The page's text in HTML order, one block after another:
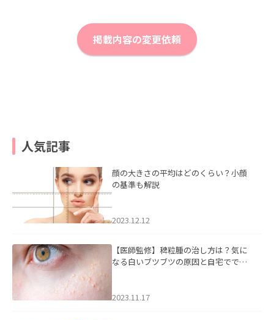
掲載内容の変更依頼
人気記事
顔の大きさの平均はどのくらい？小顔
の基準も解説
2023.12.12
【医師監修】稗粒腫の治し方は？気に
なる白いブツブツの原因と自宅ででき
2023.11.17